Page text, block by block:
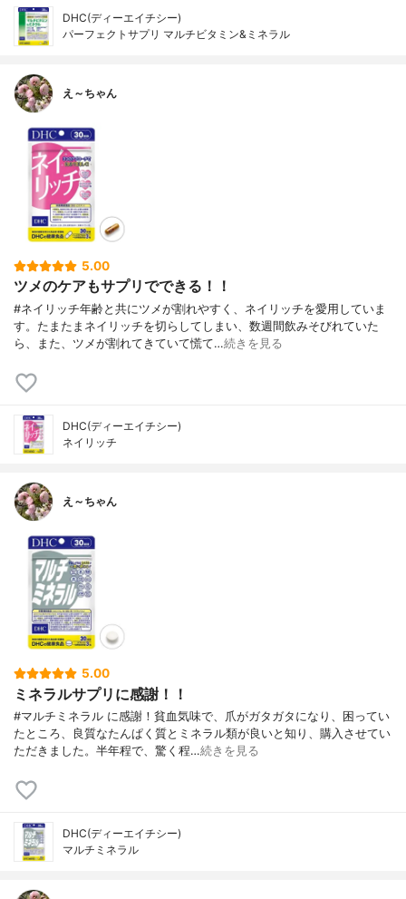
DHC(ディーエイチシー)
パーフェクトサプリ マルチビタミン&ミネラル
え～ちゃん
5.00
ツメのケアもサプリでできる！！
#ネイリッチ年齢と共にツメが割れやすく、ネイリッチを愛用していま
す。たまたまネイリッチを切らしてしまい、数週間飲みそびれていた
ら、また、ツメが割れてきていて慌て…続きを見る
DHC(ディーエイチシー)
ネイリッチ
え～ちゃん
5.00
ミネラルサプリに感謝！！
#マルチミネラル に感謝！貧血気味で、爪がガタガタになり、困ってい
たところ、良質なたんぱく質とミネラル類が良いと知り、購入させてい
ただきました。半年程で、驚く程…続きを見る
DHC(ディーエイチシー)
マルチミネラル